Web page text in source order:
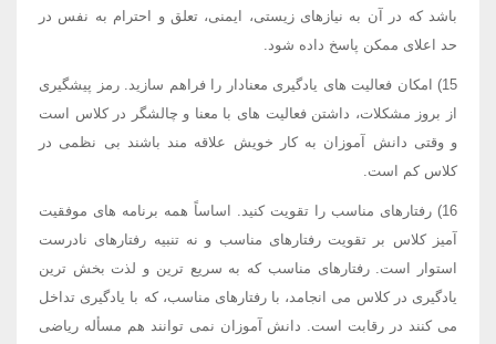
باشد که در آن به نیازهای زیستی، ایمنی، تعلق و احترام به نفس در
حد اعلای ممکن پاسخ داده شود.
15) امکان فعالیت های یادگیری معنادار را فراهم سازید. رمز پیشگیری
از بروز مشکلات، داشتن فعالیت های با معنا و چالشگر در کلاس است
و وقتی دانش آموزان به کار خویش علاقه مند باشند بی نظمی در
کلاس کم است.
16) رفتارهای مناسب را تقویت کنید. اساساً همه برنامه های موفقیت
آمیز کلاس بر تقویت رفتارهای مناسب و نه تنبیه رفتارهای نادرست
استوار است. رفتارهای مناسب که به سریع ترین و لذت بخش ترین
یادگیری در کلاس می انجامد، با رفتارهای مناسب، که با یادگیری تداخل
می کنند در رقابت است. دانش آموزان نمی توانند هم مسأله ریاضی